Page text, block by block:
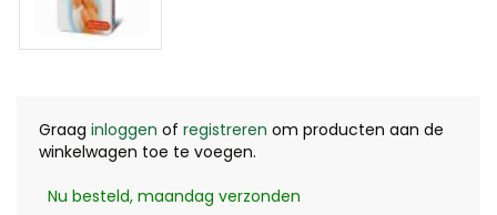
Graag inloggen of registreren om producten aan de
winkelwagen toe te voegen.
Nu besteld, maandag verzonden